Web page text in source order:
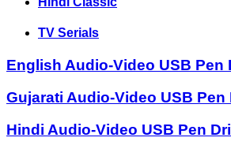
TV Serials
English Audio-Video USB Pen
Gujarati Audio-Video USB Pen
Hindi Audio-Video USB Pen